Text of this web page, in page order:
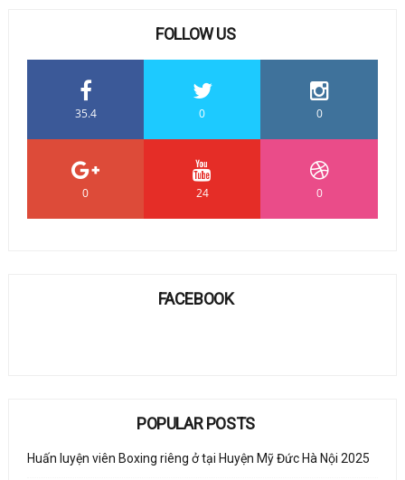
FOLLOW US
35.4 0 0
0 24 0
FACEBOOK
POPULAR POSTS
Huấn luyện viên Boxing riêng ở tại Huyện Mỹ Đức Hà Nội 2025